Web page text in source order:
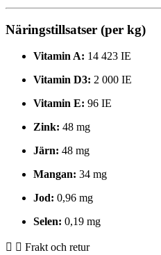
Näringstillsatser (per kg)
Vitamin A: 14 423 IE
Vitamin D3: 2 000 IE
Vitamin E: 96 IE
Zink: 48 mg
Järn: 48 mg
Mangan: 34 mg
Jod: 0,96 mg
Selen: 0,19 mg
Frakt och retur